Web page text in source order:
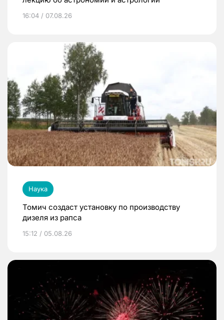
16:04 / 07.08.26
Наука
Томич создаст установку по производству
дизеля из рапса
15:12 / 05.08.26